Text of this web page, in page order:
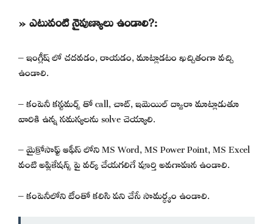
» ఎటువంటి నైపుణ్యాలు ఉండాలి?:
– ఇంగ్లీష్ లో చదవడం, రాయడం, మాట్లాడటం ఖచ్చితంగా వచ్చి
ఉండాలి.
– కంపెనీ కస్టమర్స్ తో call, చాట్, ఇమెయిల్ ద్వారా మాట్లాడుతూ
వారికి ఉన్న సమస్యలను solve చెయ్యాలి.
– మైక్రోసాఫ్ట్ ఆఫీస్ లోని MS Word, MS Power Point, MS Excel
వంటి అప్లికేషన్స్ పై వర్క్ చేయగలిగే పూర్తి అవగాహన ఉండాలి.
– కంపెనీలోని టీంతో కలిసి పని చేసే సామర్ధ్యం ఉండాలి.